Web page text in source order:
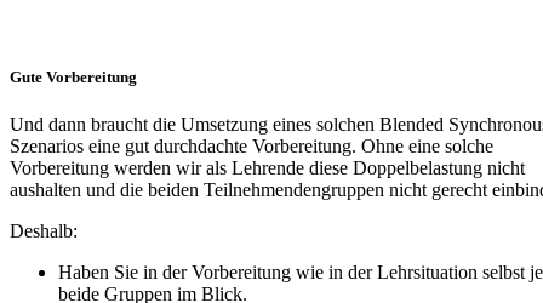
Gute Vorbereitung
Und dann braucht die Umsetzung eines solchen Blended
Szenarios eine gut durchdachte Vorbereitung. Ohne eine solche
Vorbereitung werden wir als Lehrende diese Doppelbelastung nicht
aushalten und die beiden Teilnehmendengruppen nicht gerecht
Deshalb:
Haben Sie in der Vorbereitung wie in der Lehrsituation selbst
beide Gruppen im Blick.